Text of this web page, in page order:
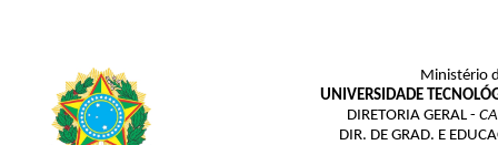
Ministério
UNIVERSIDADE
DIRETORIA GERAL -
DIR. DE GRAD. E